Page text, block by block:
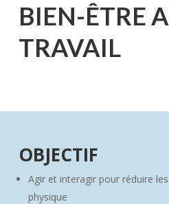
BIEN-ÊTRE
TRAVAIL
OBJECTIF
Agir et interagir pour réduire
physique